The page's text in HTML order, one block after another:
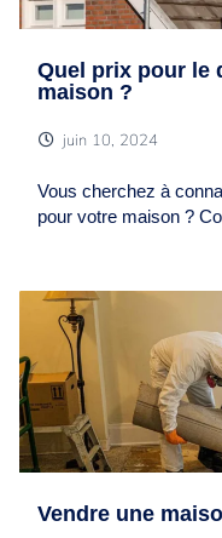
Quel prix pour le
maison ?
juin 10, 2024
Vous cherchez à
pour votre maison ?
Vendre une